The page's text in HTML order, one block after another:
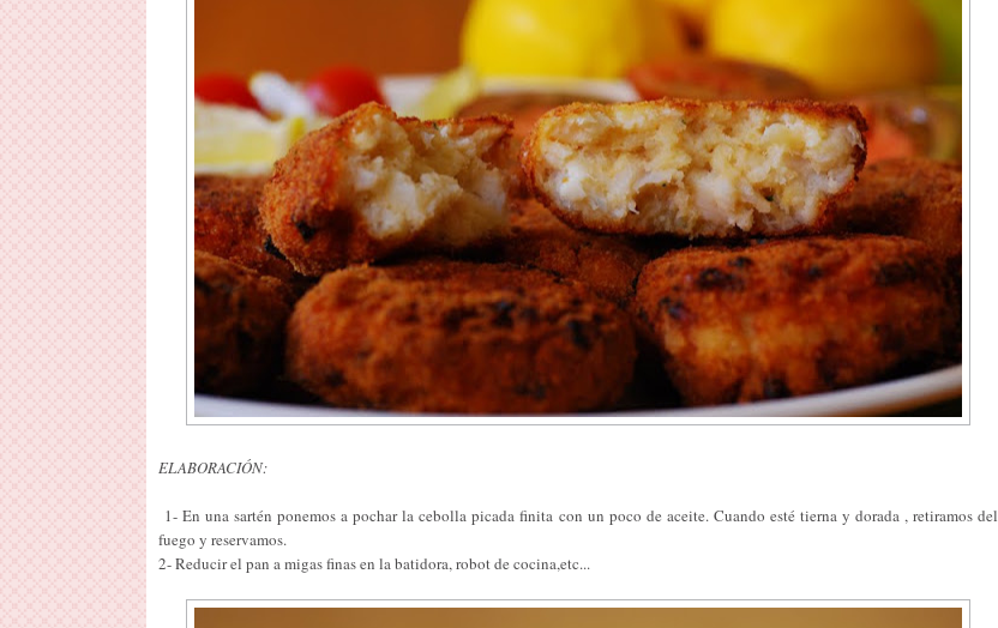
ELABORACIÓN:
1- En una sartén ponemos a pochar la cebolla picada finita con un poco de aceite. Cuando esté tierna y dorada , retiramos del
fuego y reservamos.
2- Reducir el pan a migas finas en la batidora, robot de cocina,etc...